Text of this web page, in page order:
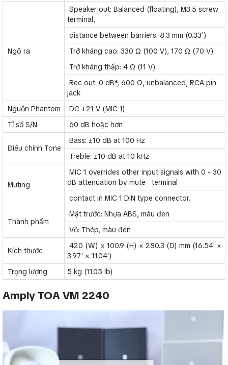
Ngõ ra
Speaker out: Balanced (floating), M3.5 screw
terminal,
distance between barriers: 8.3 mm (0.33')
Trở kháng cao: 330 Ω (100 V), 170 Ω (70 V)
Trở kháng thấp: 4 Ω (11 V)
Rec out: 0 dB*, 600 Ω, unbalanced, RCA pin
jack
Nguồn Phantom
DC +21 V (MIC 1)
Tỉ số S/N
60 dB hoặc hơn
Điều chỉnh Tone
Bass: ±10 dB at 100 Hz
Treble: ±10 dB at 10 kHz
Muting
MIC 1 overrides other input signals with 0 - 30
dB attenuation by mute terminal
contact in MIC 1 DIN type connector.
Thành phẩm
Mặt trước: Nhựa ABS, màu đen
Vỏ: Thép, màu đen
Kích thước
420 (W) × 100.9 (H) × 280.3 (D) mm (16.54' ×
3.97' × 11.04')
Trọng lượng
5 kg (11.05 lb)
Amply TOA VM 2240